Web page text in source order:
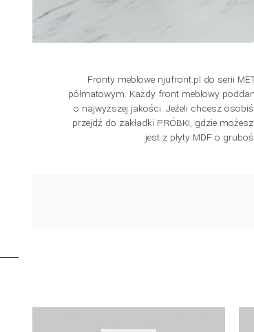
Fronty meblowe njufront.pl do serii
półmatowym. Każdy front meblowy
o najwyższej jakości. Jeżeli chcesz
przejdź do zakładki PRÓBKI, gdzie
jest z płyty MDF o